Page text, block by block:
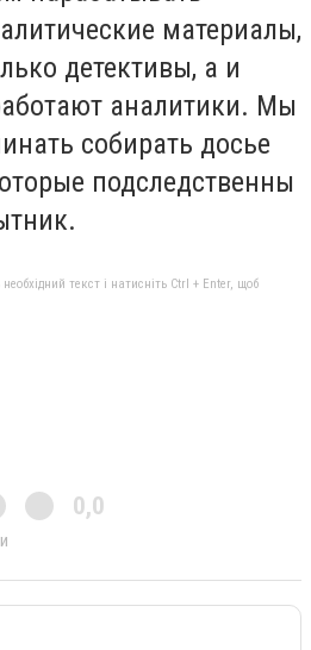
материалы,
детективы, а и
аналитики. Мы
собирать досье
подследственны
текст і натисніть Ctrl + Enter, щоб
0,0